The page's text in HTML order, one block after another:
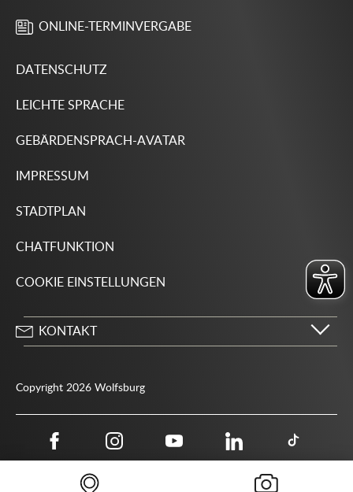
ONLINE-TERMINVERGABE
DATENSCHUTZ
LEICHTE SPRACHE
GEBÄRDENSPRACH-AVATAR
IMPRESSUM
STADTPLAN
CHATFUNKTION
COOKIE EINSTELLUNGEN
KONTAKT
Behördenrufnummer 115
Copyright 2026 Wolfsburg